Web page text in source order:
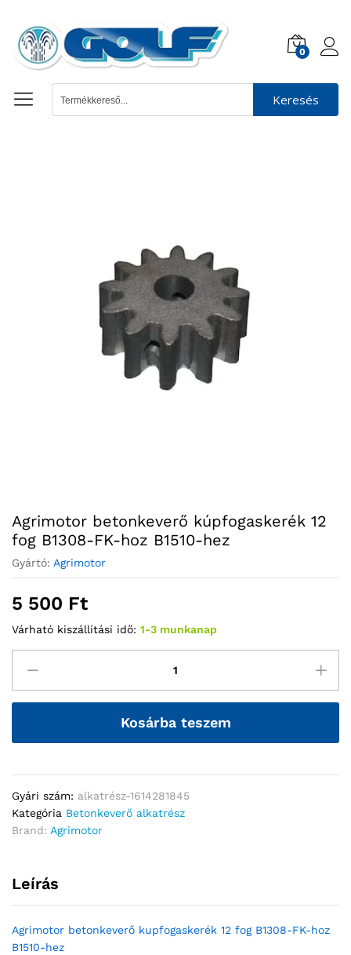
0
Keresés
Agrimotor betonkeverő kúpfogaskerék 12
fog B1308-FK-hoz B1510-hez
Gyártó: Agrimotor
5 500 Ft
Várható kiszállítási idő: 1-3 munkanap
Kosárba teszem
Gyári szám: alkatrész-1614281845
Kategória Betonkeverő alkatrész
Brand: Agrimotor
Leírás
Agrimotor betonkeverő kupfogaskerék 12 fog B1308-FK-hoz
B1510-hez